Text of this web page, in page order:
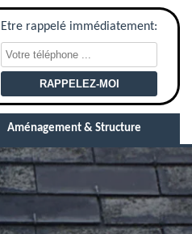
Etre rappelé immédiatement:
Aménagement & Structure